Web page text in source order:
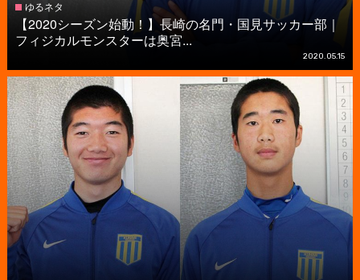
ゆるネタ
【2020シーズン始動！】長崎の名門・国見サッカー部｜
フィジカルモンスターは奥宮...
2020.05.15